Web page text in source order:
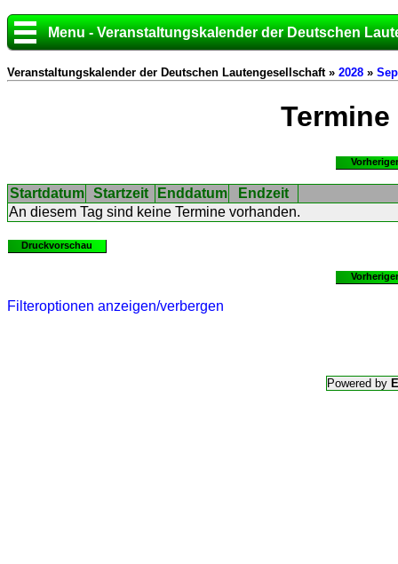
Menu - Veranstaltungskalender der Deutschen
Veranstaltungskalender der Deutschen Lautengesellschaft » 2028 »
Termine
Startdatum Startzeit Enddatum
Endzeit
An diesem Tag sind keine Termine vorhanden.
Druckvorschau
Filteroptionen anzeigen/verbergen
Powered by